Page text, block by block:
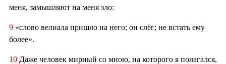
меня, замышляют на меня зло:
9 «слово велиала пришло на него; он слёг; не встать ему
более».
10 Даже человек мирный со мною, на которого я полагался,